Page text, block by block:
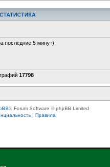
СТАТИСТИКА
последние 5 минут)
17798
® Forum Software © phpBB Limited
|Правила